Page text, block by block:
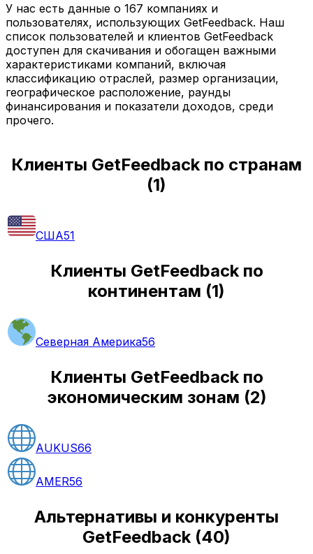
У нас есть данные о 167 компаниях и
пользователях, использующих GetFeedback. Наш
список пользователей и клиентов GetFeedback
доступен для скачивания и обогащен важными
характеристиками компаний, включая
классификацию отраслей, размер организации,
географическое расположение, раунды
финансирования и показатели доходов, среди
прочего.
Клиенты GetFeedback по странам
(1)
США51
Клиенты GetFeedback по
континентам (1)
Северная Америка56
Клиенты GetFeedback по
экономическим зонам (2)
AUKUS66
AMER56
Альтернативы и конкуренты
GetFeedback (40)